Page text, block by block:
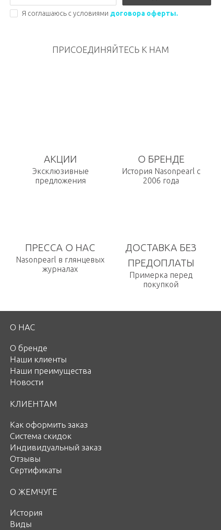
Я соглашаюсь с условиями договора оферты.
ПРИСОЕДИНЯЙТЕСЬ К НАМ
АКЦИИ
Эксклюзивные
предложения
О БРЕНДЕ
История Nasonpearl с
2006 года
ПРЕССА О НАС
Nasonpearl в глянцевых
журналах
ДОСТАВКА БЕЗ
ПРЕДОПЛАТЫ
Примерка перед
покупкой
О НАС
О бренде
Наши клиенты
Наши преимущества
Новости
КЛИЕНТАМ
Как оформить заказ
Система скидок
Индивидуальный заказ
Отзывы
Сертификаты
О ЖЕМЧУГЕ
История
Виды